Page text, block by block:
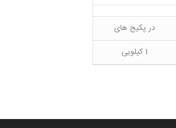
در پکیج های
1 کیلویی